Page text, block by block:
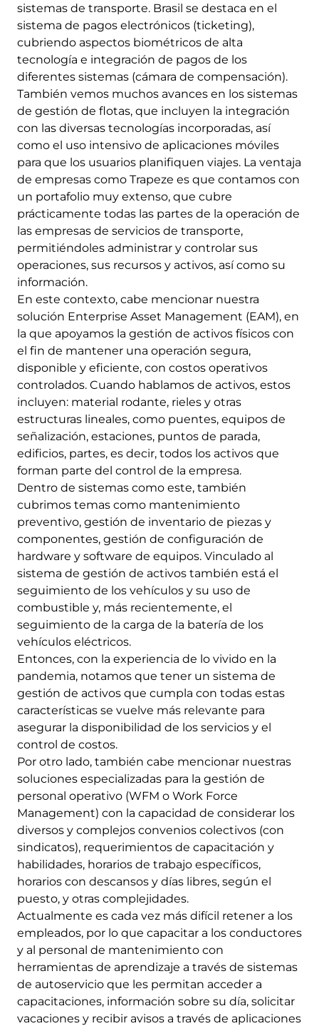
sistemas de transporte. Brasil se destaca en el
sistema de pagos electrónicos (ticketing),
cubriendo aspectos biométricos de alta
tecnología e integración de pagos de los
diferentes sistemas (cámara de compensación).
También vemos muchos avances en los sistemas
de gestión de flotas, que incluyen la integración
con las diversas tecnologías incorporadas, así
como el uso intensivo de aplicaciones móviles
para que los usuarios planifiquen viajes. La ventaja
de empresas como Trapeze es que contamos con
un portafolio muy extenso, que cubre
prácticamente todas las partes de la operación de
las empresas de servicios de transporte,
permitiéndoles administrar y controlar sus
operaciones, sus recursos y activos, así como su
información.
En este contexto, cabe mencionar nuestra
solución Enterprise Asset Management (EAM), en
la que apoyamos la gestión de activos físicos con
el fin de mantener una operación segura,
disponible y eficiente, con costos operativos
controlados. Cuando hablamos de activos, estos
incluyen: material rodante, rieles y otras
estructuras lineales, como puentes, equipos de
señalización, estaciones, puntos de parada,
edificios, partes, es decir, todos los activos que
forman parte del control de la empresa.
Dentro de sistemas como este, también
cubrimos temas como mantenimiento
preventivo, gestión de inventario de piezas y
componentes, gestión de configuración de
hardware y software de equipos. Vinculado al
sistema de gestión de activos también está el
seguimiento de los vehículos y su uso de
combustible y, más recientemente, el
seguimiento de la carga de la batería de los
vehículos eléctricos.
Entonces, con la experiencia de lo vivido en la
pandemia, notamos que tener un sistema de
gestión de activos que cumpla con todas estas
características se vuelve más relevante para
asegurar la disponibilidad de los servicios y el
control de costos.
Por otro lado, también cabe mencionar nuestras
soluciones especializadas para la gestión de
personal operativo (WFM o Work Force
Management) con la capacidad de considerar los
diversos y complejos convenios colectivos (con
sindicatos), requerimientos de capacitación y
habilidades, horarios de trabajo específicos,
horarios con descansos y días libres, según el
puesto, y otras complejidades.
Actualmente es cada vez más difícil retener a los
empleados, por lo que capacitar a los conductores
y al personal de mantenimiento con
herramientas de aprendizaje a través de sistemas
de autoservicio que les permitan acceder a
capacitaciones, información sobre su día, solicitar
vacaciones y recibir avisos a través de aplicaciones